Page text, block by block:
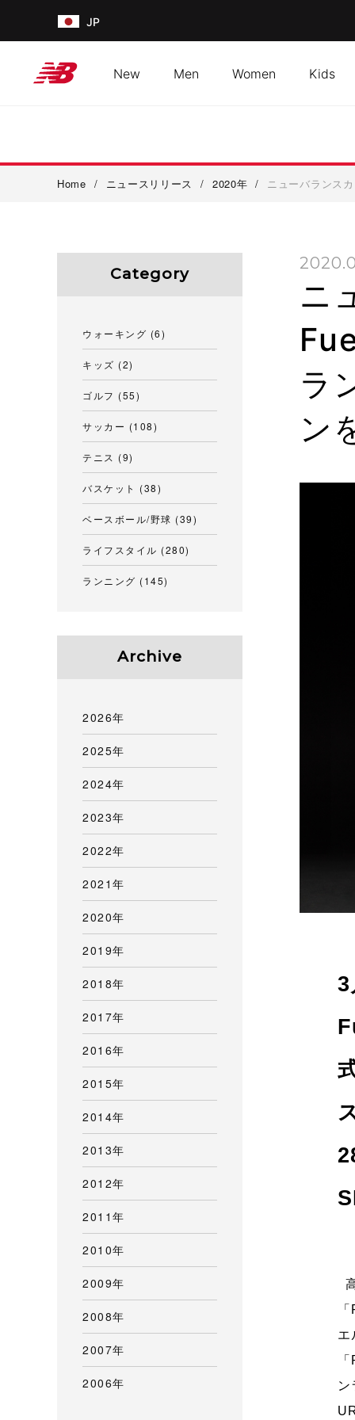
JP
New Men Women Kids
Home / ニュースリリース / 2020年 / ニューバランス
ニ
ラ
ン
3
エ
ン
Category
ウォーキング (6)
キッズ (2)
ゴルフ (55)
サッカー (108)
テニス (9)
バスケット (38)
ベースボール/野球 (39)
ライフスタイル (280)
ランニング (145)
Archive
2026年
2025年
2024年
2023年
2022年
2021年
2020年
2019年
2018年
2017年
2016年
2015年
2014年
2013年
2012年
2011年
2010年
2009年
2008年
2007年
2006年